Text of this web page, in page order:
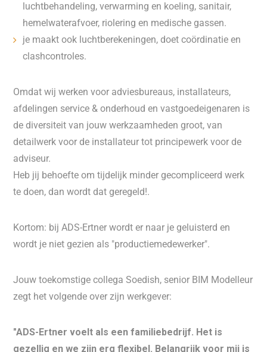
luchtbehandeling, verwarming en koeling, sanitair,
hemelwaterafvoer, riolering en medische gassen.
je maakt ook luchtberekeningen, doet coördinatie en
clashcontroles.
Omdat wij werken voor adviesbureaus, installateurs,
afdelingen service & onderhoud en vastgoedeigenaren is
de diversiteit van jouw werkzaamheden groot, van
detailwerk voor de installateur tot principewerk voor de
adviseur.
Heb jij behoefte om tijdelijk minder gecompliceerd werk
te doen, dan wordt dat geregeld!.
Kortom: bij ADS-Ertner wordt er naar je geluisterd en
wordt je niet gezien als "productiemedewerker".
Jouw toekomstige collega Soedish, senior BIM Modelleur
zegt het volgende over zijn werkgever:
"ADS-Ertner voelt als een familiebedrijf. Het is
gezellig en we zijn erg flexibel. Belangrijk voor mij is